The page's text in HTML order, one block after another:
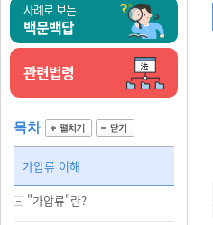
사례로 보는
백문백답
관련법령
목차
가압류 이해
"가압류"란?